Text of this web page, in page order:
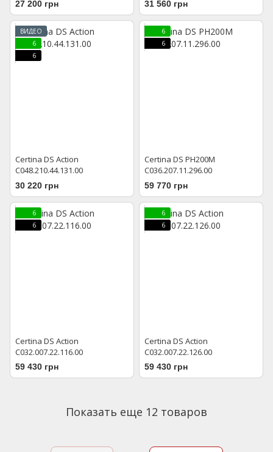
27 200 грн 31 560 грн
ВИДЕО
6
6
Certina DS Action
C048.210.44.131.00
30 220 грн
6
6
Certina DS PH200M
C036.207.11.296.00
59 770 грн
6
6
Certina DS Action
C032.007.22.116.00
59 430 грн
6
6
Certina DS Action
C032.007.22.126.00
59 430 грн
Показать еще 12 товаров